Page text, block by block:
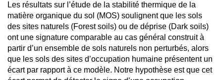
Les résultats sur l’étude de la stabilité thermique de la
matière organique du sol (MOS) soulignent que les sols
des sites naturels (Forest soils) ou de déprise (Dark soils)
ont une signature comparable au cas général construit à
partir d’un ensemble de sols naturels non perturbés, alors
que les sols des sites d’occupation humaine présentent un
écart par rapport à ce modèle. Notre hypothèse est que cet